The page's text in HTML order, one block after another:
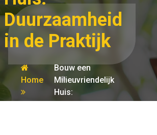
Duurzaamheid
in de Praktijk
Home
huizen
Bouw een
Milieuvriendelijk
Huis:
Duurzaamheid in